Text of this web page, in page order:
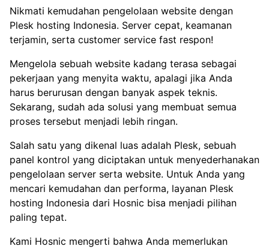
Nikmati kemudahan pengelolaan website dengan
Plesk hosting Indonesia. Server cepat, keamanan
terjamin, serta customer service fast respon!
Mengelola sebuah website kadang terasa sebagai
pekerjaan yang menyita waktu, apalagi jika Anda
harus berurusan dengan banyak aspek teknis.
Sekarang, sudah ada solusi yang membuat semua
proses tersebut menjadi lebih ringan.
Salah satu yang dikenal luas adalah Plesk, sebuah
panel kontrol yang diciptakan untuk menyederhanakan
pengelolaan server serta website. Untuk Anda yang
mencari kemudahan dan performa, layanan Plesk
hosting Indonesia dari Hosnic bisa menjadi pilihan
paling tepat.
Kami Hosnic mengerti bahwa Anda memerlukan